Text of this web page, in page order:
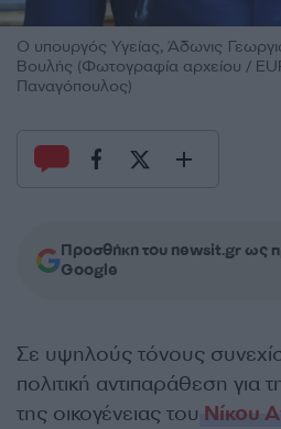
Ο υπουργός Υγείας, Άδωνις
Βουλής (Φωτογραφία αρχείου /
Παναγόπουλος)
Προσθήκη του newsit.gr ως
Google
Σε υψηλούς τόνους
πολιτική αντιπαράθεση για
της οικογένειας του Νίκου